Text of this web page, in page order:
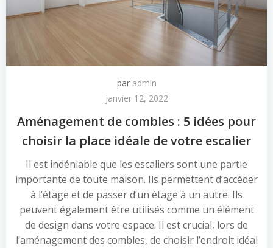
par admin
janvier 12, 2022
Aménagement de combles : 5 idées pour
choisir la place idéale de votre escalier
Il est indéniable que les escaliers sont une partie
importante de toute maison. Ils permettent d’accéder
à l’étage et de passer d’un étage à un autre. Ils
peuvent également être utilisés comme un élément
de design dans votre espace. Il est crucial, lors de
l’aménagement des combles, de choisir l’endroit idéal